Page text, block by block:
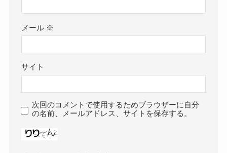
メール ※
サイト
次回のコメントで使用するためブラウザーに自分
の名前、メールアドレス、サイトを保存する。